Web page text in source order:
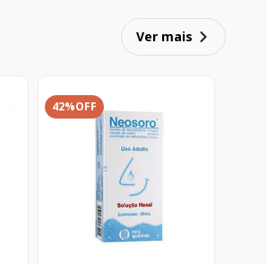
Ver mais
42%OFF